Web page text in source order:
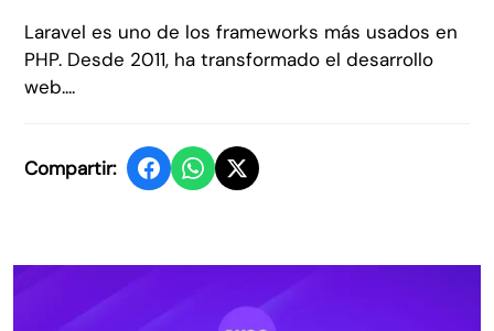
Laravel es uno de los frameworks más usados en
PHP. Desde 2011, ha transformado el desarrollo
web....
Compartir: